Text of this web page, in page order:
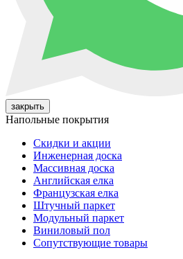
закрыть
Напольные покрытия
Cкидки и акции
Инженерная доска
Массивная доска
Английская елка
Французская елка
Штучный паркет
Модульный паркет
Виниловый пол
Сопутствующие товары